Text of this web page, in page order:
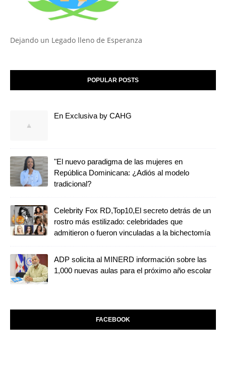
Dejando un Legado lleno de Esperanza
POPULAR POSTS
En Exclusiva by CAHG
"El nuevo paradigma de las mujeres en
República Dominicana: ¿Adiós al modelo
tradicional?
Celebrity Fox RD,Top10,El secreto detrás de un
rostro más estilizado: celebridades que
admitieron o fueron vinculadas a la bichectomía
ADP solicita al MINERD información sobre las
1,000 nuevas aulas para el próximo año escolar
FACEBOOK